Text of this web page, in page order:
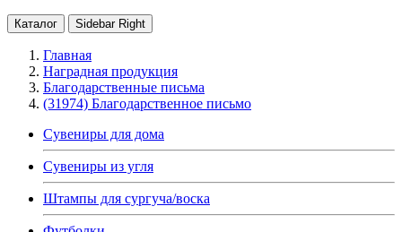
Каталог Sidebar Right
Главная
Наградная продукция
Благодарственные письма
(31974) Благодарственное письмо
Сувениры для дома
Сувениры из угля
Штампы для сургуча/воска